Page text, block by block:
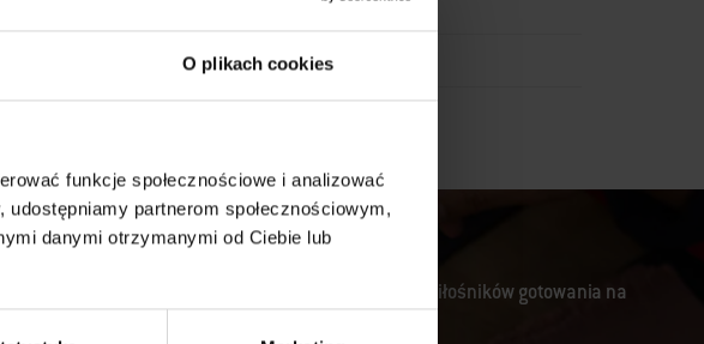
O plikach cookies
funkcje społecznościowe i analizować
partnerom społecznościowym,
danymi otrzymanymi od Ciebie lub
od mistrzów grillowania, entuzjastów jedzenia i miłośników gotowania na